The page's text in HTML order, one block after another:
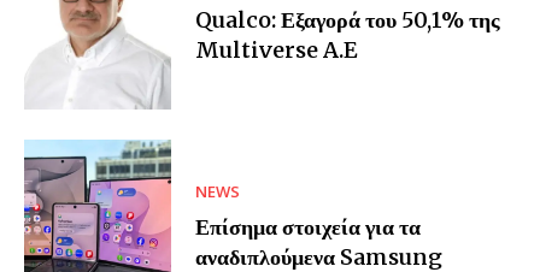
Qualco: Εξαγορά του 50,1% της
Multiverse A.E
NEWS
Επίσημα στοιχεία για τα
αναδιπλούμενα Samsung